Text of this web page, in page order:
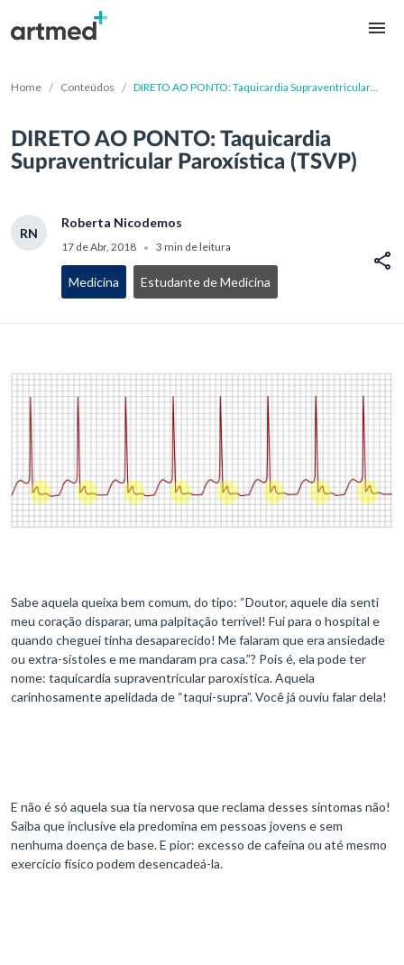
Home / Conteúdos / DIRETO AO PONTO: Taquicardia Supraventricular
DIRETO AO PONTO: Taquicardia
Supraventricular Paroxística (TSVP)
RN
Roberta Nicodemos
17 de Abr, 2018 • 3 min de leitura
Medicina Estudante de Medicina
Sabe aquela queixa bem comum, do tipo: “Doutor, aquele dia senti
meu coração disparar, uma palpitação terrível! Fui para o hospital e
quando cheguei tinha desaparecido! Me falaram que era ansiedade
ou extra-sístoles e me mandaram pra casa.”? Pois é, ela pode ter
nome: taquicardia supraventricular paroxística. Aquela
carinhosamente apelidada de “taqui-supra”. Você já ouviu falar dela!
E não é só aquela sua tia nervosa que reclama desses sintomas não!
Saiba que inclusive ela predomina em pessoas jovens e sem
nenhuma doença de base. E pior: excesso de cafeína ou até mesmo
exercício físico podem desencadeá-la.